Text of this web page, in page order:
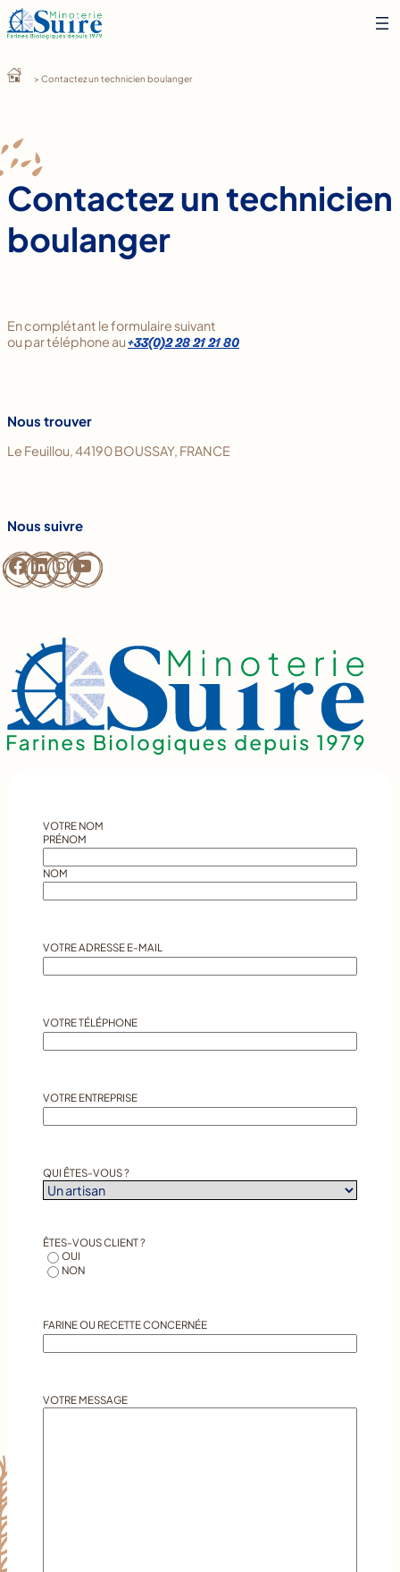
Aller
au
> Contactez un technicien boulanger
Contactez un technicien
boulanger
En complétant le formulaire suivant
ou par téléphone au+33(0)2 28 21 21 80
Nous trouver
Le Feuillou, 44190 BOUSSAY, FRANCE
Nous suivre
Facebook LinkedIn InstagramYouTube
VOTRE NOM
PRÉNOM
NOM
VOTRE ADRESSE E-MAIL
VOTRE TÉLÉPHONE
VOTRE ENTREPRISE
QUI ÊTES-VOUS ?
ÊTES-VOUS CLIENT ?
OUI
NON
FARINE OU RECETTE CONCERNÉE
VOTRE MESSAGE